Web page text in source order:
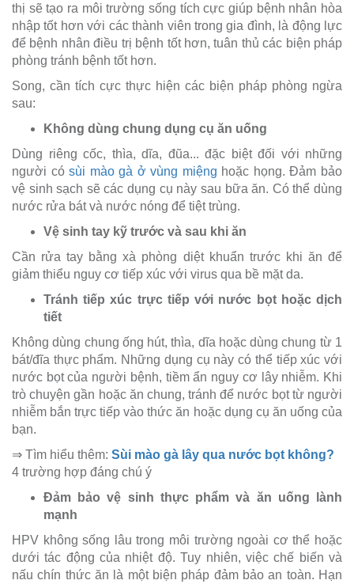
thị sẽ tạo ra môi trường sống tích cực giúp bệnh nhân hòa
nhập tốt hơn với các thành viên trong gia đình, là động lực
để bệnh nhân điều trị bệnh tốt hơn, tuân thủ các biện pháp
phòng tránh bệnh tốt hơn.
Song, cần tích cực thực hiện các biện pháp phòng ngừa
sau:
Không dùng chung dụng cụ ăn uống
Dùng riêng cốc, thìa, dĩa, đũa... đặc biệt đối với những
người cósùi mào gà ở vùng miệng hoặc họng. Đảm bảo
vệ sinh sạch sẽ các dụng cụ này sau bữa ăn. Có thể dùng
nước rửa bát và nước nóng để tiệt trùng.
Vệ sinh tay kỹ trước và sau khi ăn
Cần rửa tay bằng xà phòng diệt khuẩn trước khi ăn để
giảm thiểu nguy cơ tiếp xúc với virus qua bề mặt da.
Tránh tiếp xúc trực tiếp với nước bọt hoặc dịch
tiết
Không dùng chung ống hút, thìa, dĩa hoặc dùng chung từ 1
bát/đĩa thực phẩm. Những dụng cụ này có thể tiếp xúc với
nước bọt của người bệnh, tiềm ẩn nguy cơ lây nhiễm. Khi
trò chuyện gần hoặc ăn chung, tránh để nước bọt từ người
nhiễm bắn trực tiếp vào thức ăn hoặc dụng cụ ăn uống của
bạn.
⇒ Tìm hiểu thêm: Sùi mào gà lây qua nước bọt không?
4 trường hợp đáng chú ý
Đảm bảo vệ sinh thực phẩm và ăn uống lành
mạnh
HPV không sống lâu trong môi trường ngoài cơ thể hoặc
dưới tác động của nhiệt độ. Tuy nhiên, việc chế biến và
nấu chín thức ăn là một biện pháp đảm bảo an toàn. Hạn